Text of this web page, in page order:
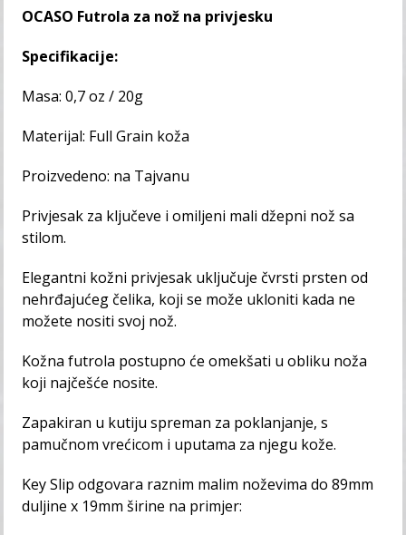
OCASO Futrola za nož na privjesku
Specifikacije:
Masa: 0,7 oz / 20g
Materijal: Full Grain koža
Proizvedeno: na Tajvanu
Privjesak za ključeve i omiljeni mali džepni nož sa
stilom.
Elegantni kožni privjesak uključuje čvrsti prsten od
nehrđajućeg čelika, koji se može ukloniti kada ne
možete nositi svoj nož.
Kožna futrola postupno će omekšati u obliku noža
koji najčešće nosite.
Zapakiran u kutiju spreman za poklanjanje, s
pamučnom vrećicom i uputama za njegu kože.
Key Slip odgovara raznim malim noževima do 89mm
duljine x 19mm širine na primjer: